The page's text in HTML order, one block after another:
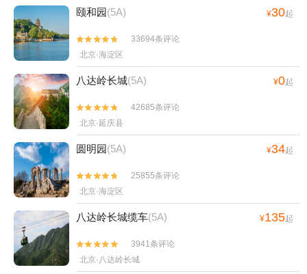
颐和园(5A) ¥30起


33694条评论
北京·海淀区
八达岭长城(5A) ¥0起


42685条评论
北京·延庆县
圆明园(5A) ¥34起


25855条评论
北京·海淀区
八达岭长城缆车(5A) ¥135起


3941条评论
北京·八达岭长城